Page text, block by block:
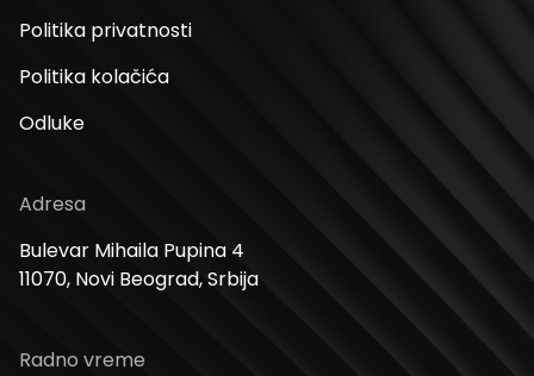
Politika privatnosti
Politika kolačića
Odluke
Adresa
Bulevar Mihaila Pupina 4
11070, Novi Beograd, Srbija
Radno vreme